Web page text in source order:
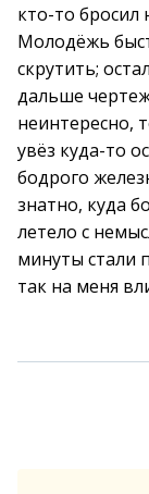
кто-то бросил
Молодёжь
скрутить;
дальше
неинтересно,
увёз куда-то
бодрого
знатно, куда
летело с
минуты стали
так на меня